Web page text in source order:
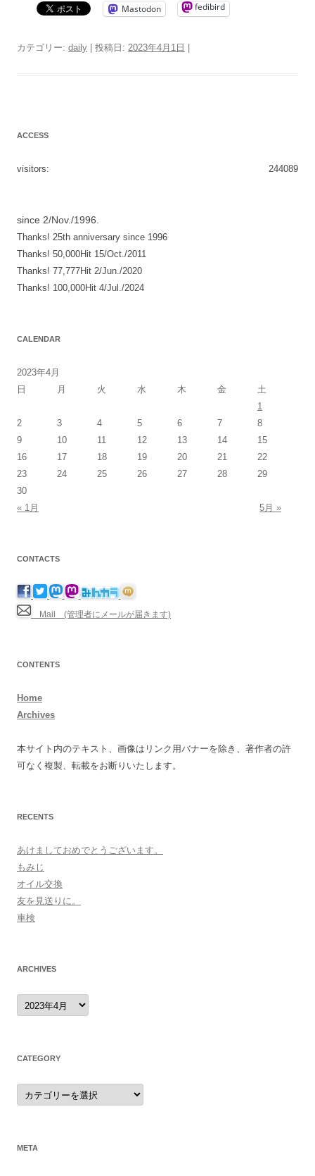
Mastodon fedibird
カテゴリー: daily | 投稿日: 2023年4月1日 |
ACCESS
244089
visitors:
since 2/Nov./1996.
Thanks! 25th anniversary since 1996
Thanks! 50,000Hit 15/Oct./2011
Thanks! 77,777Hit 2/Jun./2020
Thanks! 100,000Hit 4/Jul./2024
CALENDAR
2023年4月
日
月 火 水 木 金
土
1
2
3 4 5 6 7
8
9
10 11 12 13 14
15
16
17 18 19 20 21
22
23
24 25 26 27 28
29
30
« 1月
5月 »
CONTACTS
Mail (管理者にメールが届きます)
CONTENTS
Home
Archives
本サイト内のテキスト、画像はリンク用バナーを除き、著作者の許
可なく複製、転載をお断りいたします。
RECENTS
あけましておめでとうございます。
もみじ
オイル交換
友を見送りに。
車検
ARCHIVES
archives
CATEGORY
category
META